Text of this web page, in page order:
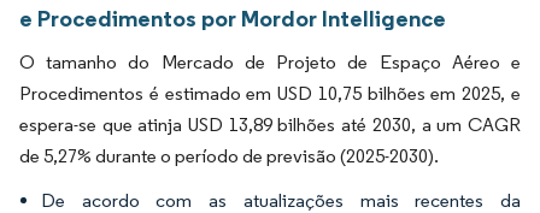
e Procedimentos por Mordor Intelligence
O tamanho do Mercado de Projeto de Espaço Aéreo e
Procedimentos é estimado em USD 10,75 bilhões em 2025, e
espera-se que atinja USD 13,89 bilhões até 2030, a um CAGR
de 5,27% durante o período de previsão (2025-2030).
De acordo com as atualizações mais recentes da